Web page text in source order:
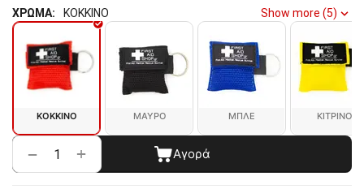
ΧΡΩΜΑ:
ΚΟΚΚΙΝΟ Show more (5)
ΚΟΚΚΙΝΟ ΜΑΥΡΟ ΜΠΛΕ ΚΙΤΡΙΝΟ
+
− Αγορά